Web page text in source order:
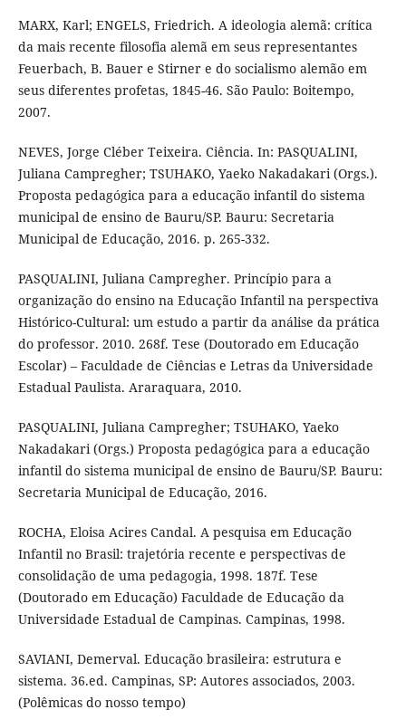
MARX, Karl; ENGELS, Friedrich. A ideologia alemã: crítica
da mais recente filosofia alemã em seus representantes
Feuerbach, B. Bauer e Stirner e do socialismo alemão em
seus diferentes profetas, 1845-46. São Paulo: Boitempo,
2007.
NEVES, Jorge Cléber Teixeira. Ciência. In: PASQUALINI,
Juliana Campregher; TSUHAKO, Yaeko Nakadakari (Orgs.).
Proposta pedagógica para a educação infantil do sistema
municipal de ensino de Bauru/SP. Bauru: Secretaria
Municipal de Educação, 2016. p. 265-332.
PASQUALINI, Juliana Campregher. Princípio para a
organização do ensino na Educação Infantil na perspectiva
Histórico-Cultural: um estudo a partir da análise da prática
do professor. 2010. 268f. Tese (Doutorado em Educação
Escolar) – Faculdade de Ciências e Letras da Universidade
Estadual Paulista. Araraquara, 2010.
PASQUALINI, Juliana Campregher; TSUHAKO, Yaeko
Nakadakari (Orgs.) Proposta pedagógica para a educação
infantil do sistema municipal de ensino de Bauru/SP. Bauru:
Secretaria Municipal de Educação, 2016.
ROCHA, Eloisa Acires Candal. A pesquisa em Educação
Infantil no Brasil: trajetória recente e perspectivas de
consolidação de uma pedagogia, 1998. 187f. Tese
(Doutorado em Educação) Faculdade de Educação da
Universidade Estadual de Campinas. Campinas, 1998.
SAVIANI, Demerval. Educação brasileira: estrutura e
sistema. 36.ed. Campinas, SP: Autores associados, 2003.
(Polêmicas do nosso tempo)